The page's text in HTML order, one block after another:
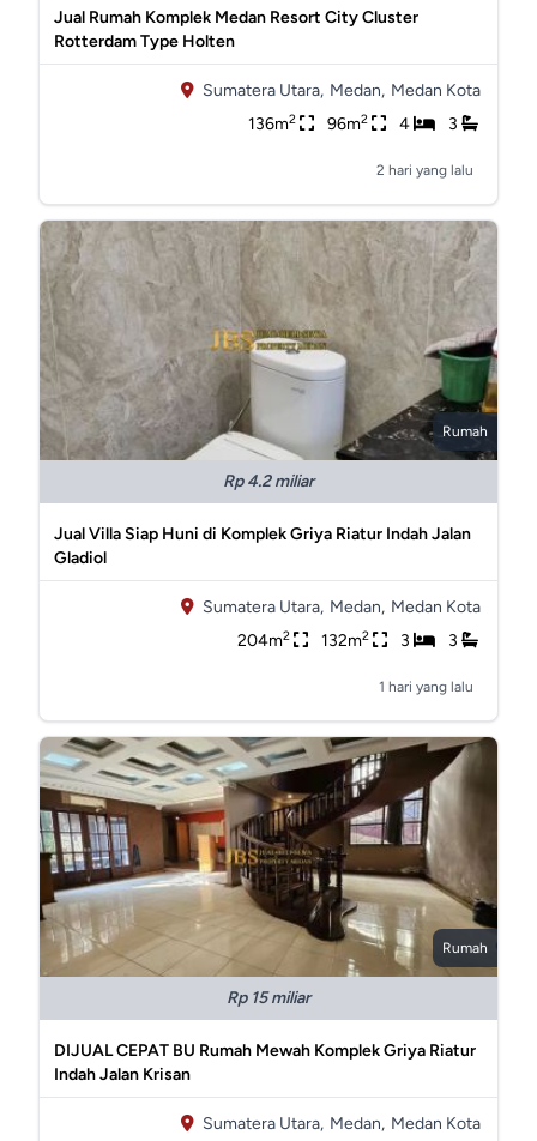
Jual Rumah Komplek Medan Resort City Cluster
Rotterdam Type Holten
Sumatera Utara, Medan, Medan Kota
136m2 96m2 4 3
2 hari yang lalu
Rumah
Rp 4.2 miliar
Jual Villa Siap Huni di Komplek Griya Riatur Indah Jalan
Gladiol
Sumatera Utara, Medan, Medan Kota
204m2 132m2 3 3
1 hari yang lalu
Rumah
Rp 15 miliar
DIJUAL CEPAT BU Rumah Mewah Komplek Griya Riatur
Indah Jalan Krisan
Sumatera Utara, Medan, Medan Kota